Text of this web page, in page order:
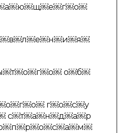
о￼б￼
г￼о￼с￼у
с￼т￼а￼н￼д￼а￼р